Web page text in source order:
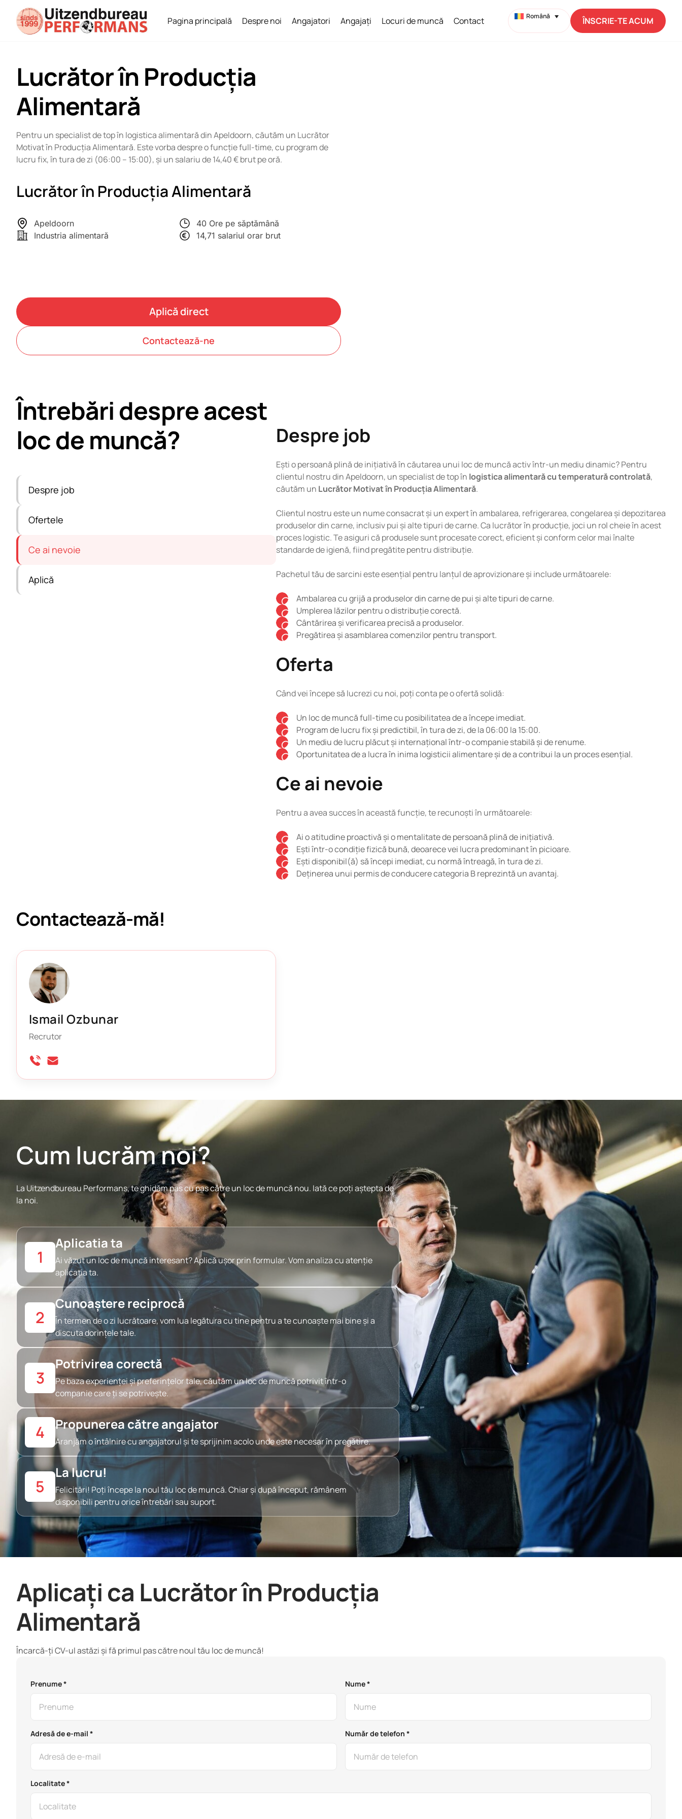
Pagina principală Despre noi Angajatori Angajați Locuri de muncă Contact Română ÎNSCRIE-TE ACUM
Lucrător în Producția
Alimentară
Pentru un specialist de top în logistica alimentară din Apeldoorn, căutăm un Lucrător
Motivat în Producția Alimentară. Este vorba despre o funcție full-time, cu program de
lucru fix, în tura de zi (06:00 – 15:00), și un salariu de 14,40 € brut pe oră.
Lucrător în Producția Alimentară
Apeldoorn
Industria alimentară
40 Ore pe săptămână
14,71 salariul orar brut
Aplică direct
Contactează-ne
Întrebări despre acest
loc de muncă?
Despre job
Ofertele
Ce ai nevoie
Aplică
Despre job
Ești o persoană plină de inițiativă în căutarea unui loc de muncă activ într-un mediu dinamic? Pentru
clientul nostru din Apeldoorn, un specialist de top în logistica alimentară cu temperatură controlată,
căutăm un Lucrător Motivat în Producția Alimentară.
Clientul nostru este un nume consacrat și un expert în ambalarea, refrigerarea, congelarea și depozitarea
produselor din carne, inclusiv pui și alte tipuri de carne. Ca lucrător în producție, joci un rol cheie în acest
proces logistic. Te asiguri că produsele sunt procesate corect, eficient și conform celor mai înalte
standarde de igienă, fiind pregătite pentru distribuție.
Pachetul tău de sarcini este esențial pentru lanțul de aprovizionare și include următoarele:
Ambalarea cu grijă a produselor din carne de pui și alte tipuri de carne.
Umplerea lăzilor pentru o distribuție corectă.
Cântărirea și verificarea precisă a produselor.
Pregătirea și asamblarea comenzilor pentru transport.
Oferta
Când vei începe să lucrezi cu noi, poți conta pe o ofertă solidă:
Un loc de muncă full-time cu posibilitatea de a începe imediat.
Program de lucru fix și predictibil, în tura de zi, de la 06:00 la 15:00.
Un mediu de lucru plăcut și internațional într-o companie stabilă și de renume.
Oportunitatea de a lucra în inima logisticii alimentare și de a contribui la un proces esențial.
Ce ai nevoie
Pentru a avea succes în această funcție, te recunoști în următoarele:
Ai o atitudine proactivă și o mentalitate de persoană plină de inițiativă.
Ești într-o condiție fizică bună, deoarece vei lucra predominant în picioare.
Ești disponibil(ă) să începi imediat, cu normă întreagă, în tura de zi.
Deținerea unui permis de conducere categoria B reprezintă un avantaj.
Contactează-mă!
Ismail Ozbunar
Recrutor
Cum lucrăm noi?
La Uitzendbureau Performans, te ghidăm pas cu pas către un loc de muncă nou. Iată ce poți aștepta de
la noi.
1
Aplicatia ta
Ai văzut un loc de muncă interesant? Aplică ușor prin formular. Vom analiza cu atenție
aplicația ta.
2
Cunoaștere reciprocă
În termen de o zi lucrătoare, vom lua legătura cu tine pentru a te cunoaște mai bine și a
discuta dorințele tale.
3
Potrivirea corectă
Pe baza experienței și preferințelor tale, căutăm un loc de muncă potrivit într-o
companie care ți se potrivește.
4 Propunerea către angajator
Aranjăm o întâlnire cu angajatorul și te sprijinim acolo unde este necesar în pregătire.
5
La lucru!
Felicitări! Poți începe la noul tău loc de muncă. Chiar și după început, rămânem
disponibili pentru orice întrebări sau suport.
Aplicați ca Lucrător în Producția
Alimentară
Încarcă-ți CV-ul astăzi și fă primul pas către noul tău loc de muncă!
Prenume * Nume *
Adresă de e-mail * Număr de telefon *
Localitate *